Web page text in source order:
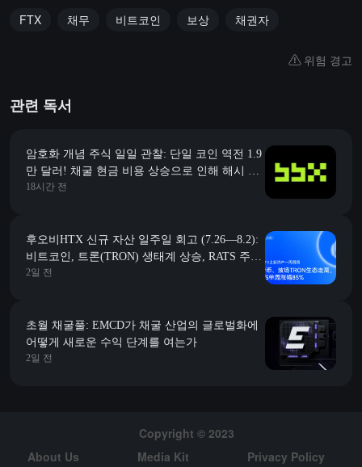
FTX 채무 비트코인 보상 채권자
위험 경고
관련 독서
암호화 개념 주식 일일 관찰: 단일 코인 역전 1.9
만 달러! 채굴 현금 비용 상승으로 인해 해시 파
워가 AI 및 저전력 국가로 "대이동"
18시간 전
후오비HTX 신규 자산 일주일 회고 (7.26—8.2):
비트코인, 트론(TRON) 생태계 상승, RATS 주간
상승폭 85%
2일 전
초월 채굴풀: EMCD가 채굴 산업의 글로벌화에
어떻게 새로운 수익 단계를 여는가
2일 전
Copyright © 2023
About Us
Media Kit Privacy Policy